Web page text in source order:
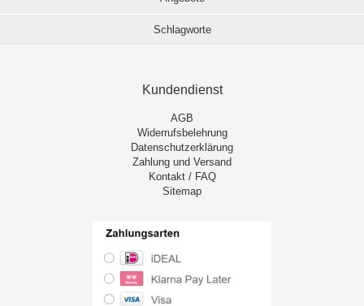
Schlagworte
Kundendienst
AGB
Widerrufsbelehrung
Datenschutzerklärung
Zahlung und Versand
Kontakt / FAQ
Sitemap